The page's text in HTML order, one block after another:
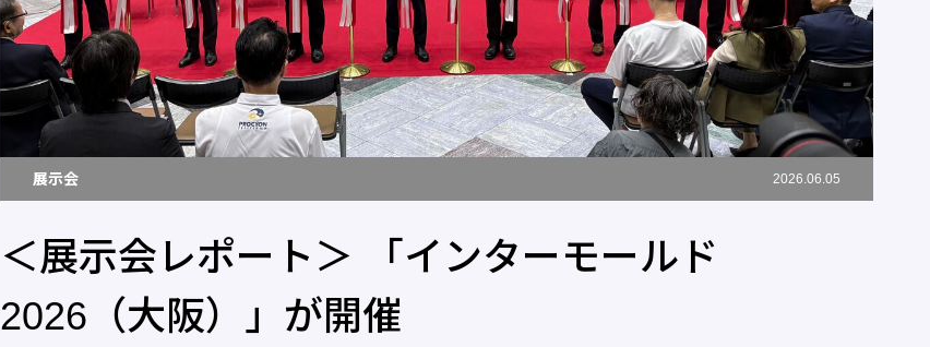
展示会 2026.06.05
＜展示会レポート＞ 「インターモールド
2026（大阪）」が開催